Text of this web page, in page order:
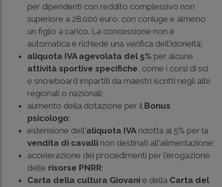
per dipendenti con reddito complessivo non
superiore a 28.000 euro, con coniuge e almeno
un figlio a carico. La concessione non è
automatica e richiede una verifica dell'idoneità;
aliquota IVA agevolata del 5% per alcune
attività sportive specifiche, come i corsi di sci
e snowboard impartiti da maestri iscritti negli albi
regionali o nazionali;
aumento della dotazione per il Bonus
psicologo;
estensione dell'aliquota IVA ridotta al 5% per la
vendita di cavalli non destinati all'alimentazione;
accelerazione dei procedimenti per l'erogazione
delle risorse PNRR;
Carta della cultura Giovani e della Carta del